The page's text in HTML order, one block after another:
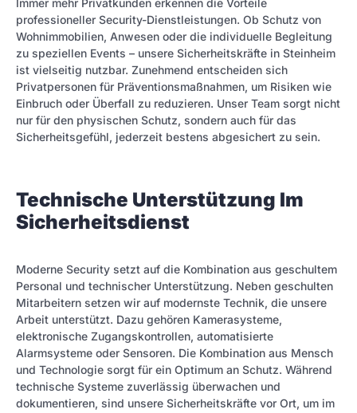
professioneller Security-Dienstleistungen. Ob Schutz von
Wohnimmobilien, Anwesen oder die individuelle Begleitung
zu speziellen Events – unsere Sicherheitskräfte in Steinheim
ist vielseitig nutzbar. Zunehmend entscheiden sich
Privatpersonen für Präventionsmaßnahmen, um Risiken wie
Einbruch oder Überfall zu reduzieren. Unser Team sorgt nicht
nur für den physischen Schutz, sondern auch für das
Sicherheitsgefühl, jederzeit bestens abgesichert zu sein.
Technische Unterstützung Im
Sicherheitsdienst
Moderne Security setzt auf die Kombination aus geschultem
Personal und technischer Unterstützung. Neben geschulten
Mitarbeitern setzen wir auf modernste Technik, die unsere
Arbeit unterstützt. Dazu gehören Kamerasysteme,
elektronische Zugangskontrollen, automatisierte
Alarmsysteme oder Sensoren. Die Kombination aus Mensch
und Technologie sorgt für ein Optimum an Schutz. Während
technische Systeme zuverlässig überwachen und
dokumentieren, sind unsere Sicherheitskräfte vor Ort, um im